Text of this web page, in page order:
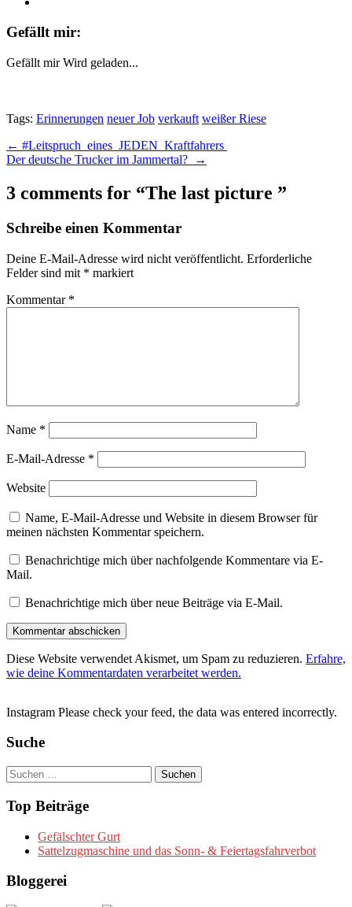
Gefällt mir:
Gefällt mir Wird geladen...
Tags: Erinnerungen neuer Job verkauft weißer Riese
Post
navigation
← ​#Leitspruch_eines_JEDEN_Kraftfahrers
Der deutsche Trucker im Jammertal? →
3 comments for “The last picture ”
Schreibe einen Kommentar
Deine E-Mail-Adresse wird nicht veröffentlicht. Erforderliche
Felder sind mit * markiert
Kommentar *
Name *
E-Mail-Adresse *
Website
Name, E-Mail-Adresse und Website in diesem Browser für
meinen nächsten Kommentar speichern.
Benachrichtige mich über nachfolgende Kommentare via E-
Mail.
Benachrichtige mich über neue Beiträge via E-Mail.
Diese Website verwendet Akismet, um Spam zu reduzieren. Erfahre,
wie deine Kommentardaten verarbeitet werden.
Instagram Please check your feed, the data was entered incorrectly.
Suche
Suchen
nach:
Top Beiträge
Gefälschter Gurt
Sattelzugmaschine und das Sonn- & Feiertagsfahrverbot
Bloggerei